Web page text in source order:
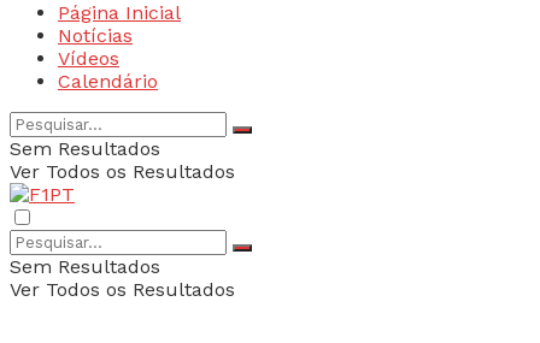
Página Inicial
Notícias
Vídeos
Calendário
Sem Resultados
Ver Todos os Resultados
Sem Resultados
Ver Todos os Resultados